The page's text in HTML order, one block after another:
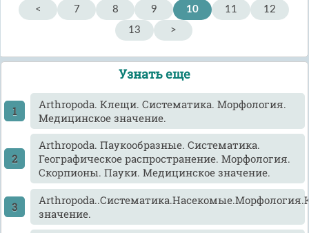
< 7 8 9 10 11
12
13
>
Узнать еще
Arthropoda. Клещи. Систематика. Морфология.
Медицинское значение.
Arthropoda. Паукообразные. Систематика.
Географическое распространение. Морфология.
Скорпионы. Пауки. Медицинское значение.
значение.